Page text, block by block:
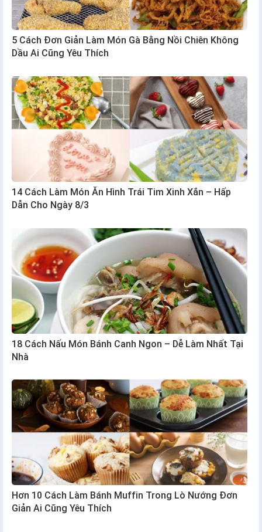
5 Cách Đơn Giản Làm Món Gà Bằng Nồi Chiên Không
Dầu Ai Cũng Yêu Thích
14 Cách Làm Món Ăn Hình Trái Tim Xinh Xắn – Hấp
Dẫn Cho Ngày 8/3
18 Cách Nấu Món Bánh Canh Ngon – Dễ Làm Nhất Tại
Nhà
Hơn 10 Cách Làm Bánh Muffin Trong Lò Nướng Đơn
Giản Ai Cũng Yêu Thích